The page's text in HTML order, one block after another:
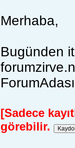
Merhaba,
Bugünden
[Sadece
görebilir.